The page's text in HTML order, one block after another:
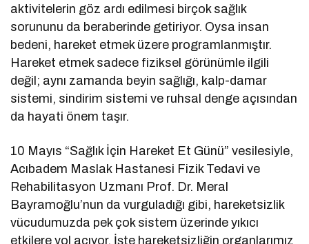
aktivitelerin göz ardı edilmesi birçok sağlık
sorununu da beraberinde getiriyor. Oysa insan
bedeni, hareket etmek üzere programlanmıştır.
Hareket etmek sadece fiziksel görünümle ilgili
değil; aynı zamanda beyin sağlığı, kalp-damar
sistemi, sindirim sistemi ve ruhsal denge açısından
da hayati önem taşır.
10 Mayıs “Sağlık İçin Hareket Et Günü” vesilesiyle,
Acıbadem Maslak Hastanesi Fizik Tedavi ve
Rehabilitasyon Uzmanı Prof. Dr. Meral
Bayramoğlu’nun da vurguladığı gibi, hareketsizlik
vücudumuzda pek çok sistem üzerinde yıkıcı
etkilere yol açıyor. İşte hareketsizliğin organlarımız